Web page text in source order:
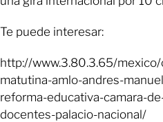
Te puede interesar:
http://www.3.80.3.65/
matutina-amlo-andres-
reforma-educativa-camara-
docentes-palacio-nacional/